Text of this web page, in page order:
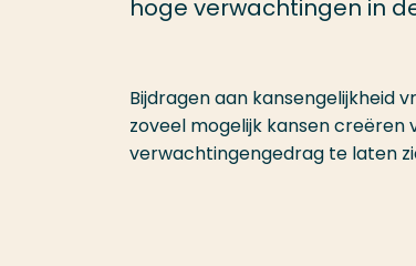
hoge verwachtingen in
Bijdragen aan kansengelijkheid
zoveel mogelijk kansen creëren
verwachtingengedrag te laten